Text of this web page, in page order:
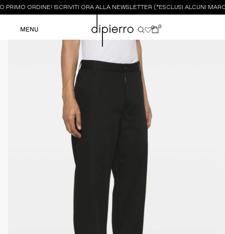
PRIMO ORDINE! ISCRIVITI ORA ALLA NEWSLETTER (*ESCLUSI ALCUNI
MENU 0 0